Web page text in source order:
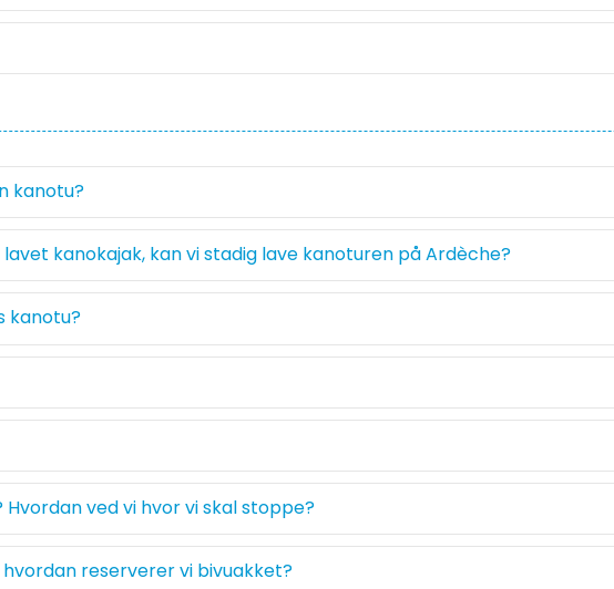
kanotu?
kanokajak, kan vi stadig lave kanoturen på Ardèche?
kanotu?
ved vi hvor vi skal stoppe?
reserverer vi bivuakket?